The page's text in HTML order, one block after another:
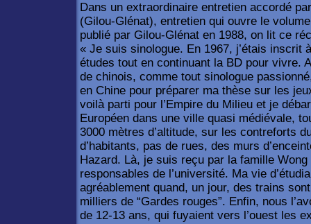
Dans un extraordinaire entretien accordé
(Gilou-Glénat), entretien qui ouvre le
publié par Gilou-Glénat en 1988, on lit ce
« Je suis sinologue. En 1967, j’étais inscrit
études tout en continuant la BD pour vivre.
de chinois, comme tout sinologue
en Chine pour préparer ma thèse sur les
voilà parti pour l’Empire du Milieu et je
Européen dans une ville quasi médiévale,
3000 mètres d’altitude, sur les contreforts
d’habitants, pas de rues, des murs
Hazard. Là, je suis reçu par la famille
responsables de l’université. Ma vie
agréablement quand, un jour, des trains
milliers de “Gardes rouges”. Enfin, nous
de 12-13 ans, qui fuyaient vers l’ouest les